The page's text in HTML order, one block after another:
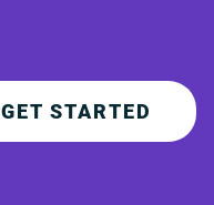
GET STARTED